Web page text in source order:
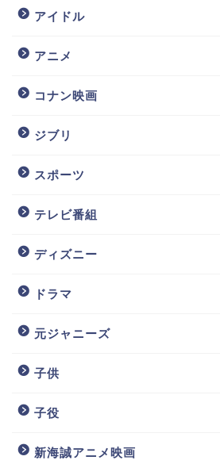
アイドル
アニメ
コナン映画
ジブリ
スポーツ
テレビ番組
ディズニー
ドラマ
元ジャニーズ
子供
子役
新海誠アニメ映画